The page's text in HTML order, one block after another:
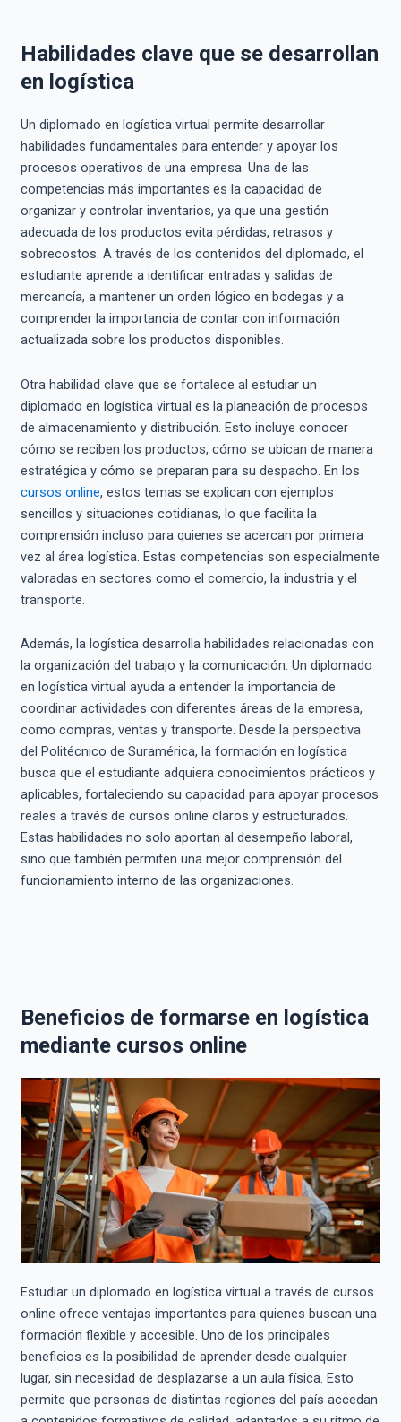
Habilidades clave que se desarrollan
en logística
Un diplomado en logística virtual permite desarrollar
habilidades fundamentales para entender y apoyar los
procesos operativos de una empresa. Una de las
competencias más importantes es la capacidad de
organizar y controlar inventarios, ya que una gestión
adecuada de los productos evita pérdidas, retrasos y
sobrecostos. A través de los contenidos del diplomado, el
estudiante aprende a identificar entradas y salidas de
mercancía, a mantener un orden lógico en bodegas y a
comprender la importancia de contar con información
actualizada sobre los productos disponibles.
Otra habilidad clave que se fortalece al estudiar un
diplomado en logística virtual es la planeación de procesos
de almacenamiento y distribución. Esto incluye conocer
cómo se reciben los productos, cómo se ubican de manera
estratégica y cómo se preparan para su despacho. En los
cursos online, estos temas se explican con ejemplos
sencillos y situaciones cotidianas, lo que facilita la
comprensión incluso para quienes se acercan por primera
vez al área logística. Estas competencias son especialmente
valoradas en sectores como el comercio, la industria y el
transporte.
Además, la logística desarrolla habilidades relacionadas con
la organización del trabajo y la comunicación. Un diplomado
en logística virtual ayuda a entender la importancia de
coordinar actividades con diferentes áreas de la empresa,
como compras, ventas y transporte. Desde la perspectiva
del Politécnico de Suramérica, la formación en logística
busca que el estudiante adquiera conocimientos prácticos y
aplicables, fortaleciendo su capacidad para apoyar procesos
reales a través de cursos online claros y estructurados.
Estas habilidades no solo aportan al desempeño laboral,
sino que también permiten una mejor comprensión del
funcionamiento interno de las organizaciones.
Beneficios de formarse en logística
mediante cursos online
Estudiar un diplomado en logística virtual a través de cursos
online ofrece ventajas importantes para quienes buscan una
formación flexible y accesible. Uno de los principales
beneficios es la posibilidad de aprender desde cualquier
lugar, sin necesidad de desplazarse a un aula física. Esto
permite que personas de distintas regiones del país accedan